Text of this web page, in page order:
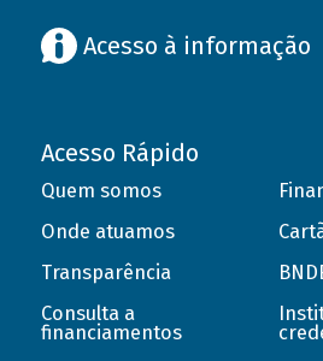
Acesso à informação
Acesso Rápido
Quem somos
Onde atuamos
Transparência
Consulta a
financiamentos